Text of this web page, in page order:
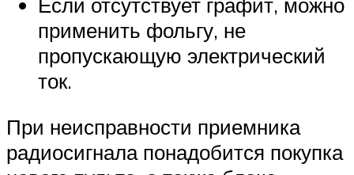
применить фольгу, не
пропускающую электрический
ток.
При неисправности приемника
радиосигнала понадобится покупка